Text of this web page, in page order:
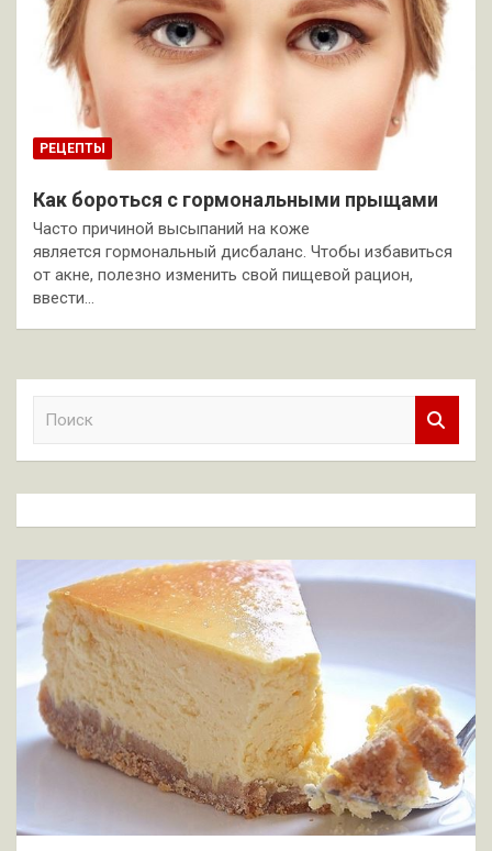
РЕЦЕПТЫ
Как бороться с гормональными прыщами
Часто причиной высыпаний на коже
является гормональный дисбаланс. Чтобы избавиться
от акне, полезно изменить свой пищевой рацион,
ввести…
к